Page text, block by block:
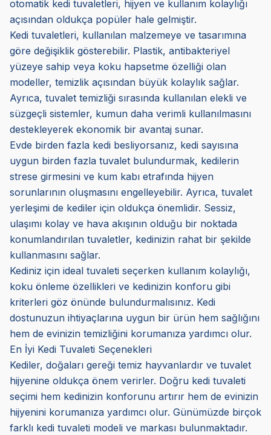
otomatik kedi tuvaletleri, hijyen ve kullanım kolaylığı
açısından oldukça popüler hale gelmiştir.
Kedi tuvaletleri, kullanılan malzemeye ve tasarımına
göre değişiklik gösterebilir. Plastik, antibakteriyel
yüzeye sahip veya koku hapsetme özelliği olan
modeller, temizlik açısından büyük kolaylık sağlar.
Ayrıca, tuvalet temizliği sırasında kullanılan elekli ve
süzgeçli sistemler, kumun daha verimli kullanılmasını
destekleyerek ekonomik bir avantaj sunar.
Evde birden fazla kedi besliyorsanız, kedi sayısına
uygun birden fazla tuvalet bulundurmak, kedilerin
strese girmesini ve kum kabı etrafında hijyen
sorunlarının oluşmasını engelleyebilir. Ayrıca, tuvalet
yerleşimi de kediler için oldukça önemlidir. Sessiz,
ulaşımı kolay ve hava akışının olduğu bir noktada
konumlandırılan tuvaletler, kedinizin rahat bir şekilde
kullanmasını sağlar.
Kediniz için ideal tuvaleti seçerken kullanım kolaylığı,
koku önleme özellikleri ve kedinizin konforu gibi
kriterleri göz önünde bulundurmalısınız. Kedi
dostunuzun ihtiyaçlarına uygun bir ürün hem sağlığını
hem de evinizin temizliğini korumanıza yardımcı olur.
En İyi Kedi Tuvaleti Seçenekleri
Kediler, doğaları gereği temiz hayvanlardır ve tuvalet
hijyenine oldukça önem verirler. Doğru kedi tuvaleti
seçimi hem kedinizin konforunu artırır hem de evinizin
hijyenini korumanıza yardımcı olur. Günümüzde birçok
farklı kedi tuvaleti modeli ve markası bulunmaktadır.